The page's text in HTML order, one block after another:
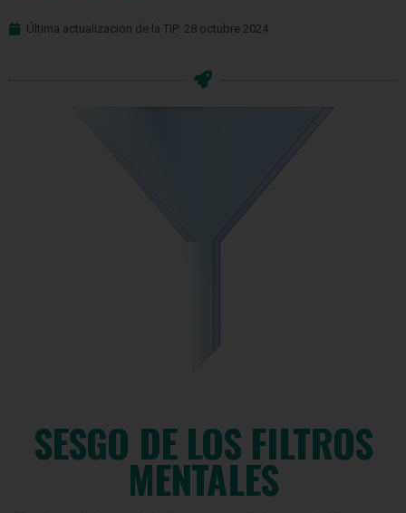
Última actualización de la TIP: 28 octubre 2024
SESGO DE LOS FILTROS
MENTALES